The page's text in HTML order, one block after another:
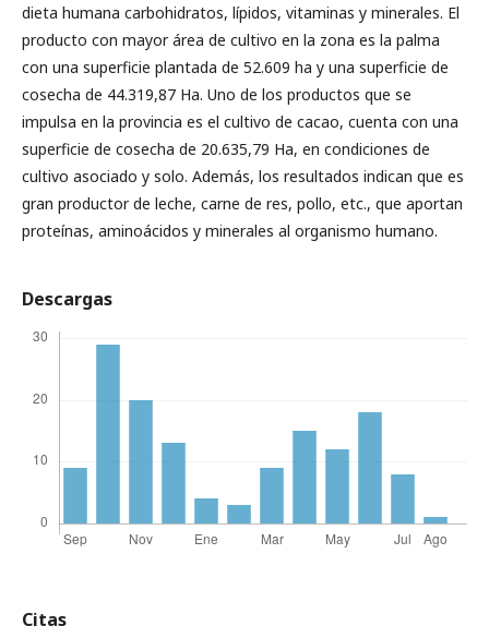
dieta humana carbohidratos, lípidos, vitaminas y minerales. El
producto con mayor área de cultivo en la zona es la palma
con una superficie plantada de 52.609 ha y una superficie de
cosecha de 44.319,87 Ha. Uno de los productos que se
impulsa en la provincia es el cultivo de cacao, cuenta con una
superficie de cosecha de 20.635,79 Ha, en condiciones de
cultivo asociado y solo. Además, los resultados indican que es
gran productor de leche, carne de res, pollo, etc., que aportan
proteínas, aminoácidos y minerales al organismo humano.
Descargas
Citas